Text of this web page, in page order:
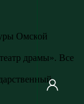
Омской
драмы». Все